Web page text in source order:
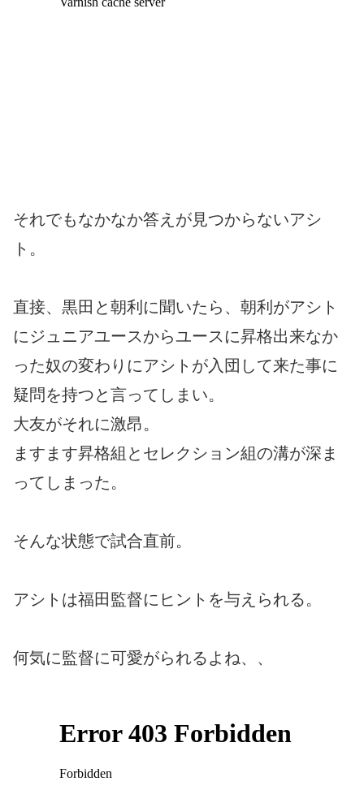
それでもなかなか答えが見つからないアシ
ト。
直接、黒田と朝利に聞いたら、朝利がアシト
にジュニアユースからユースに昇格出来なか
った奴の変わりにアシトが入団して来た事に
疑問を持つと言ってしまい。
大友がそれに激昂。
ますます昇格組とセレクション組の溝が深ま
ってしまった。
そんな状態で試合直前。
アシトは福田監督にヒントを与えられる。
何気に監督に可愛がられるよね、、